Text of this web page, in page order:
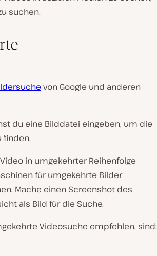
suchen.
von Google und anderen
du eine Bilddatei eingeben, um die
finden.
in umgekehrter Reihenfolge
für umgekehrte Bilder
Mache einen Screenshot des
als Bild für die Suche.
Videosuche empfehlen, sind: